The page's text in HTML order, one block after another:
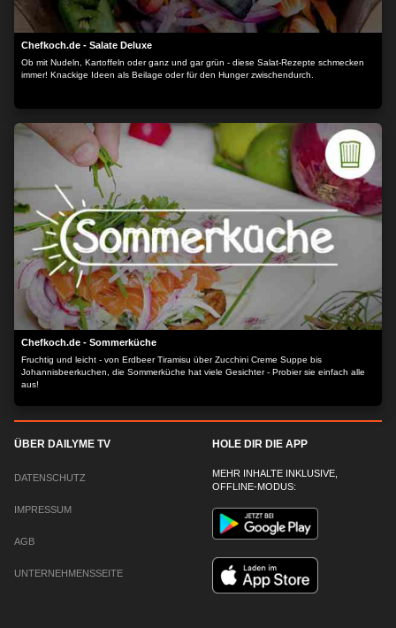
Chefkoch.de - Salate Deluxe
Ob mit Nudeln, Kartoffeln oder ganz und gar grün - diese Salat-Rezepte schmecken
immer! Knackige Ideen als Beilage oder für den Hunger zwischendurch.
Chefkoch.de - Sommerküche
Fruchtig und leicht - von Erdbeer Tiramisu über Zucchini Creme Suppe bis
Johannisbeerkuchen, die Sommerküche hat viele Gesichter - Probier sie einfach alle
aus!
ÜBER DAILYME TV
DATENSCHUTZ
IMPRESSUM
AGB
UNTERNEHMENSSEITE
HOLE DIR DIE APP
MEHR INHALTE INKLUSIVE,
OFFLINE-MODUS: